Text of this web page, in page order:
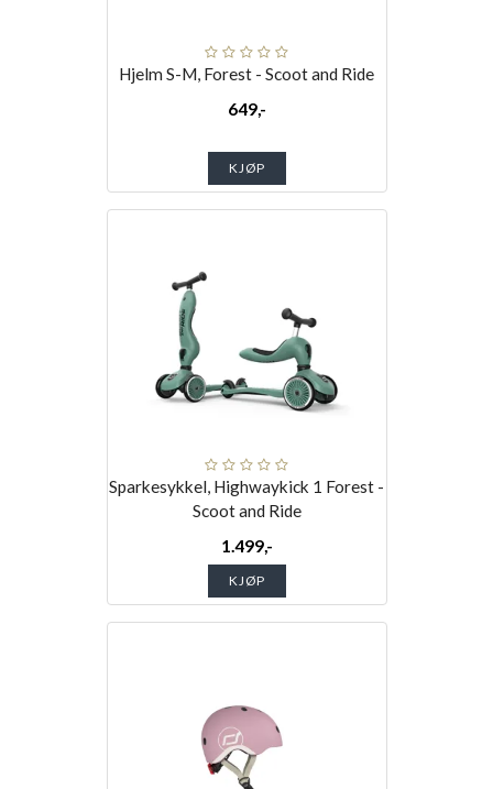
Hjelm S-M, Forest - Scoot and Ride
649,-
KJØP
Sparkesykkel, Highwaykick 1 Forest -
Scoot and Ride
1.499,-
KJØP